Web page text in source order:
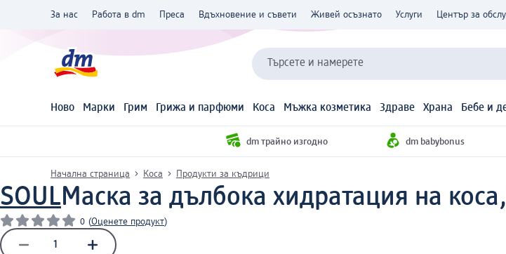
За нас Работа в dm Преса Вдъхновение и съвети Живей осъзнато Услуги Център за
Търсете и намерете
Ново Марки Грим Грижа и парфюми Коса Мъжка козметика Здраве Храна Бебе и
dm трайно изгодно dm babybonus
Начална страница Коса Продукти за къдрици
SOULМаска за дълбока хидратация на
0 (Оценете продукт)